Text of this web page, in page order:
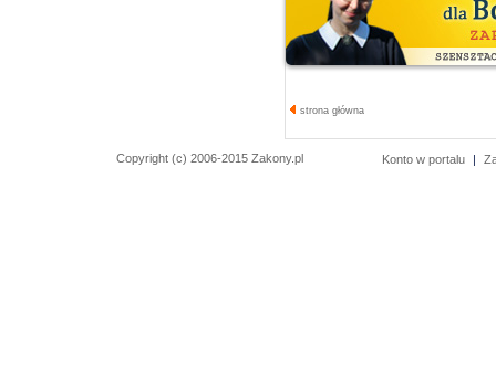
strona główna
Copyright (c) 2006-2015 Zakony.pl Konto w portalu |